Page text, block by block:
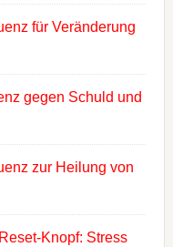
für Veränderung
gegen Schuld und
zur Heilung von
Knopf: Stress